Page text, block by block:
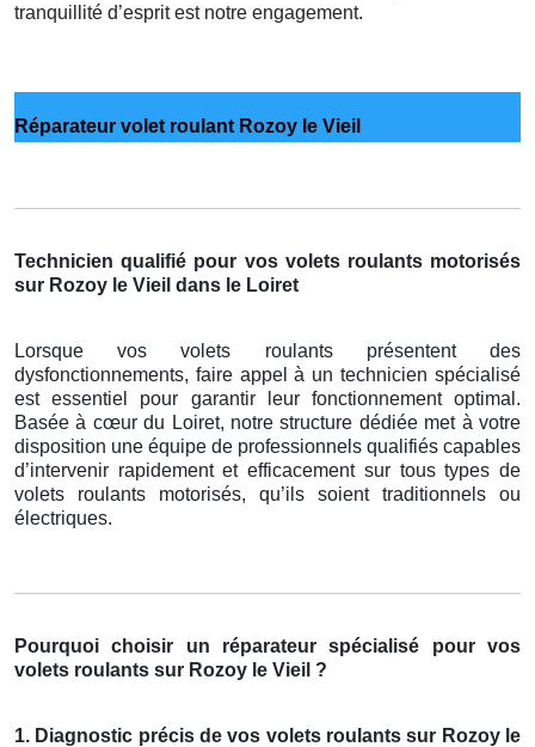
tranquillité d’esprit est notre engagement.
Réparateur volet roulant Rozoy le Vieil
Technicien qualifié pour vos volets roulants motorisés
sur Rozoy le Vieil dans le Loiret
Lorsque vos volets roulants présentent des
dysfonctionnements, faire appel à un technicien spécialisé
est essentiel pour garantir leur fonctionnement optimal.
Basée à cœur du Loiret, notre structure dédiée met à votre
disposition une équipe de professionnels qualifiés capables
d’intervenir rapidement et efficacement sur tous types de
volets roulants motorisés, qu’ils soient traditionnels ou
électriques.
Pourquoi choisir un réparateur spécialisé pour vos
volets roulants sur Rozoy le Vieil ?
1. Diagnostic précis de vos volets roulants sur Rozoy le